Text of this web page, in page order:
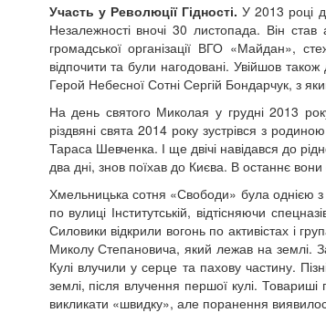
Участь у Революції Гідності.У 2013 році
Незалежності вночі 30 листопада. Він став
громадської організації ВГО «Майдан»,
відпочити та були нагодовані. Увійшов
Герой Небесної Сотні Сергій Бондарчук, з
На день святого Миколая у грудні 2013
різдвяні свята 2014 року зустрівся з
Тараса Шевченка. І ще двічі навідався до
два дні, знов поїхав до Києва. В останнє
Хмельницька сотня «Свободи» була однією з
по вулиці Інститутській, відтісняючи
Силовики відкрили вогонь по активістах і
Миколу Степановича, який лежав на землі.
Кулі влучили у серце та пахову частину.
землі, після влучення першої кулі.
викликати «швидку», але поранення